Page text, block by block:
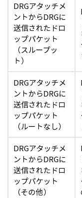
DRGアタッチメ
ントからDRGに
送信されたドロ
ップパケット
（スループッ
ト）
DRGアタッチメ
ントからDRGに
送信されたドロ
ップパケット
（ルートなし）
DRGアタッチメ
ントからDRGに
送信されたドロ
ップパケット
（その他）